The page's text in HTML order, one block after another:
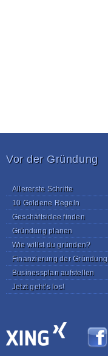
Vor der Gründung
Allererste Schritte
10 Goldene Regeln
Geschäftsidee finden
Gründung planen
Wie willst du gründen?
Finanzierung der Gründung
Businessplan aufstellen
Jetzt geht's los!